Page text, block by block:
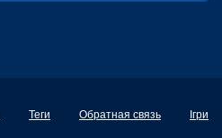
Теги Обратная связь Ігри